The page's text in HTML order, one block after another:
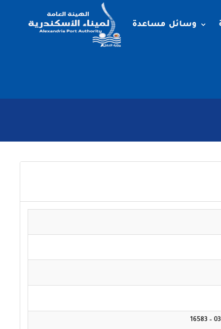
وسائل مساعدة